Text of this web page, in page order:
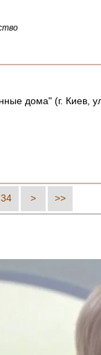
дома" (г. Киев,
34 > >>